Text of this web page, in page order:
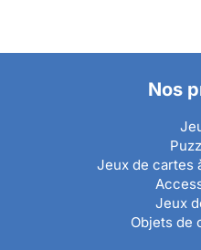
Nos
Jeux de cartes
Jeux
Objets de